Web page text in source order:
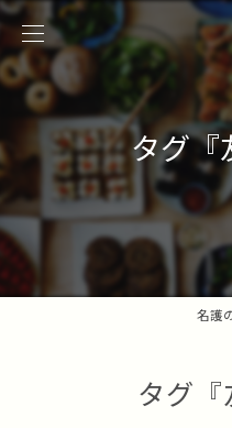
タグ『
名護
タグ